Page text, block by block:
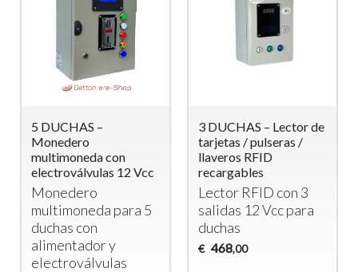
5 DUCHAS –
Monedero
multimoneda con
electroválvulas 12 Vcc
Monedero
multimoneda para 5
duchas con
alimentador y
electroválvulas
3 DUCHAS – Lector de
tarjetas / pulseras /
llaveros RFID
recargables
Lector RFID con 3
salidas 12 Vcc para
duchas
€ 468,00